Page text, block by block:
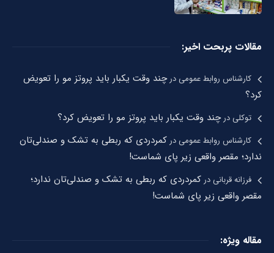
مقالات پربحت اخیر:
کارشناس روابط عمومیدرچند وقت یکبار باید پروتز مو را تعویض
کرد؟
توکلیدرچند وقت یکبار باید پروتز مو را تعویض کرد؟
کارشناس روابط عمومیدر کمردردی که ربطی به تشک و صندلی‌تان
ندارد؛ مقصر واقعی زیر پای شماست!
فرزانه قربانیدر کمردردی که ربطی به تشک و صندلی‌تان ندارد؛
مقصر واقعی زیر پای شماست!
مقاله ویژه: